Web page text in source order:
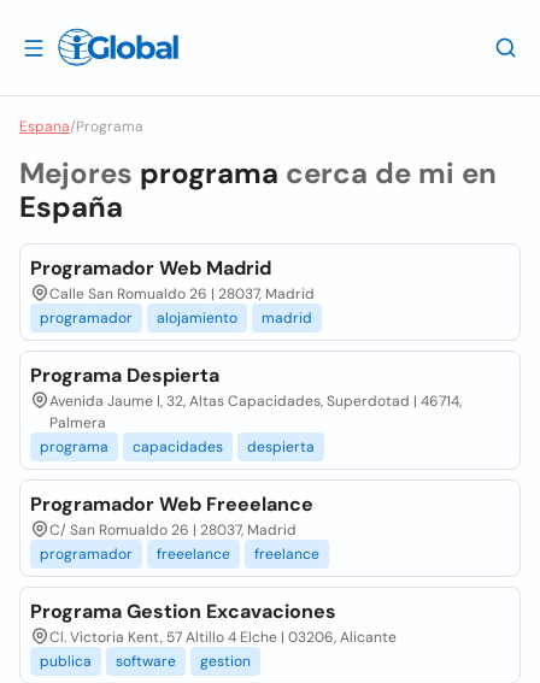
Espana/Programa
Mejores programa cerca de mi en
España
Programador Web Madrid
Calle San Romualdo 26 | 28037, Madrid
programador
alojamiento madrid
Programa Despierta
Avenida Jaume I, 32, Altas Capacidades, Superdotad | 46714,
Palmera
programa
capacidades despierta
Programador Web Freeelance
C/ San Romualdo 26 | 28037, Madrid
programador
freeelance freelance
Programa Gestion Excavaciones
Cl. Victoria Kent, 57 Altillo 4 Elche | 03206, Alicante
publica
software gestion